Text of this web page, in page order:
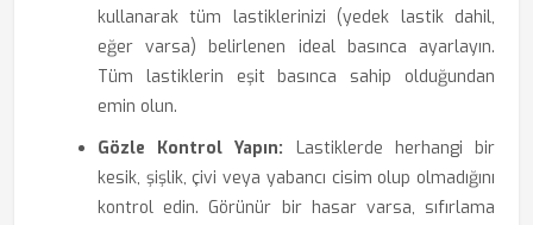
kullanarak tüm lastiklerinizi (yedek lastik dahil,
eğer varsa) belirlenen ideal basınca ayarlayın.
Tüm lastiklerin eşit basınca sahip olduğundan
emin olun.
Gözle Kontrol Yapın: Lastiklerde herhangi bir
kesik, şişlik, çivi veya yabancı cisim olup olmadığını
kontrol edin. Görünür bir hasar varsa, sıfırlama